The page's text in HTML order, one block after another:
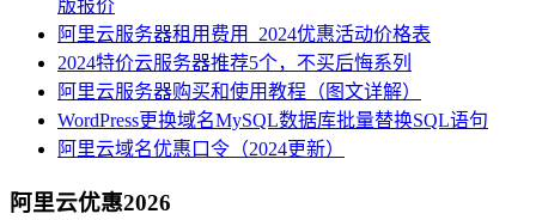
版报价
阿里云服务器租用费用_2024优惠活动价格表
2024特价云服务器推荐5个，不买后悔系列
阿里云服务器购买和使用教程（图文详解）
WordPress更换域名MySQL数据库批量替换SQL语句
阿里云域名优惠口令（2024更新）
阿里云优惠2026